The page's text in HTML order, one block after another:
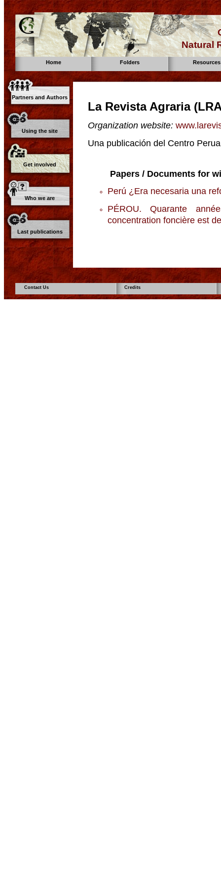
Natural
Home Folders Resources
Partners and Authors
Using the site
Get involved
Who we are
Last publications
La Revista Agraria
Organization website:
Una publicación del Centro
Papers / Documents for
Perú ¿Era necesaria una
PÉROU. Quarante
concentration foncière est
Contact Us Credits